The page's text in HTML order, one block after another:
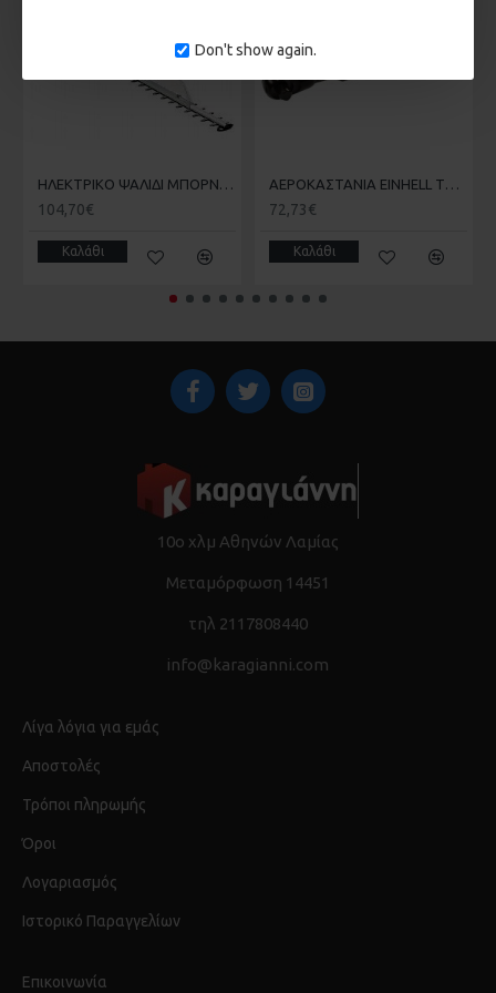
Don't show again.
Αλλαγή και τέντωμα αλυσίδας δίχως εργαλεία.
Αυτόματη λίπανση αλυσίδας.
Προστασία εμπλοκής με φρένο ασφαλείας.
HΛΕΚΤΡΙΚΟ ΨΑΛΙΔΙ ΜΠΟΡΝΤΟΥΡΑΣ 650W GΕ-EH 6560 EINHELL 3403330
104,70€
Καλάθι
ΑΕΡΟΚΑΣΤΑΝΙΑ EINHELL TC-PR 68 4139180
72,73€
Καλάθι
10ο χλμ Αθηνών Λαμίας
Μεταμόρφωση 14451
τηλ 2117808440
info@karagianni.com
Λίγα λόγια για εμάς
Αποστολές
Τρόποι πληρωμής
Όροι
Λογαριασμός
Ιστορικό Παραγγελίων
Επικοινωνία